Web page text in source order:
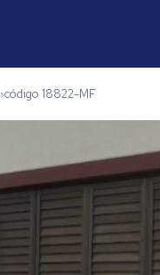
›código 18822-MF